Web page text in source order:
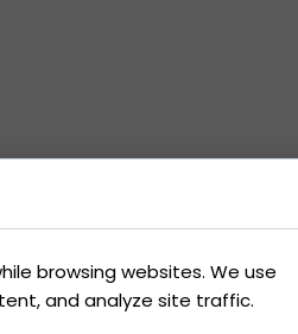
browsing websites. We use
and analyze site traffic.